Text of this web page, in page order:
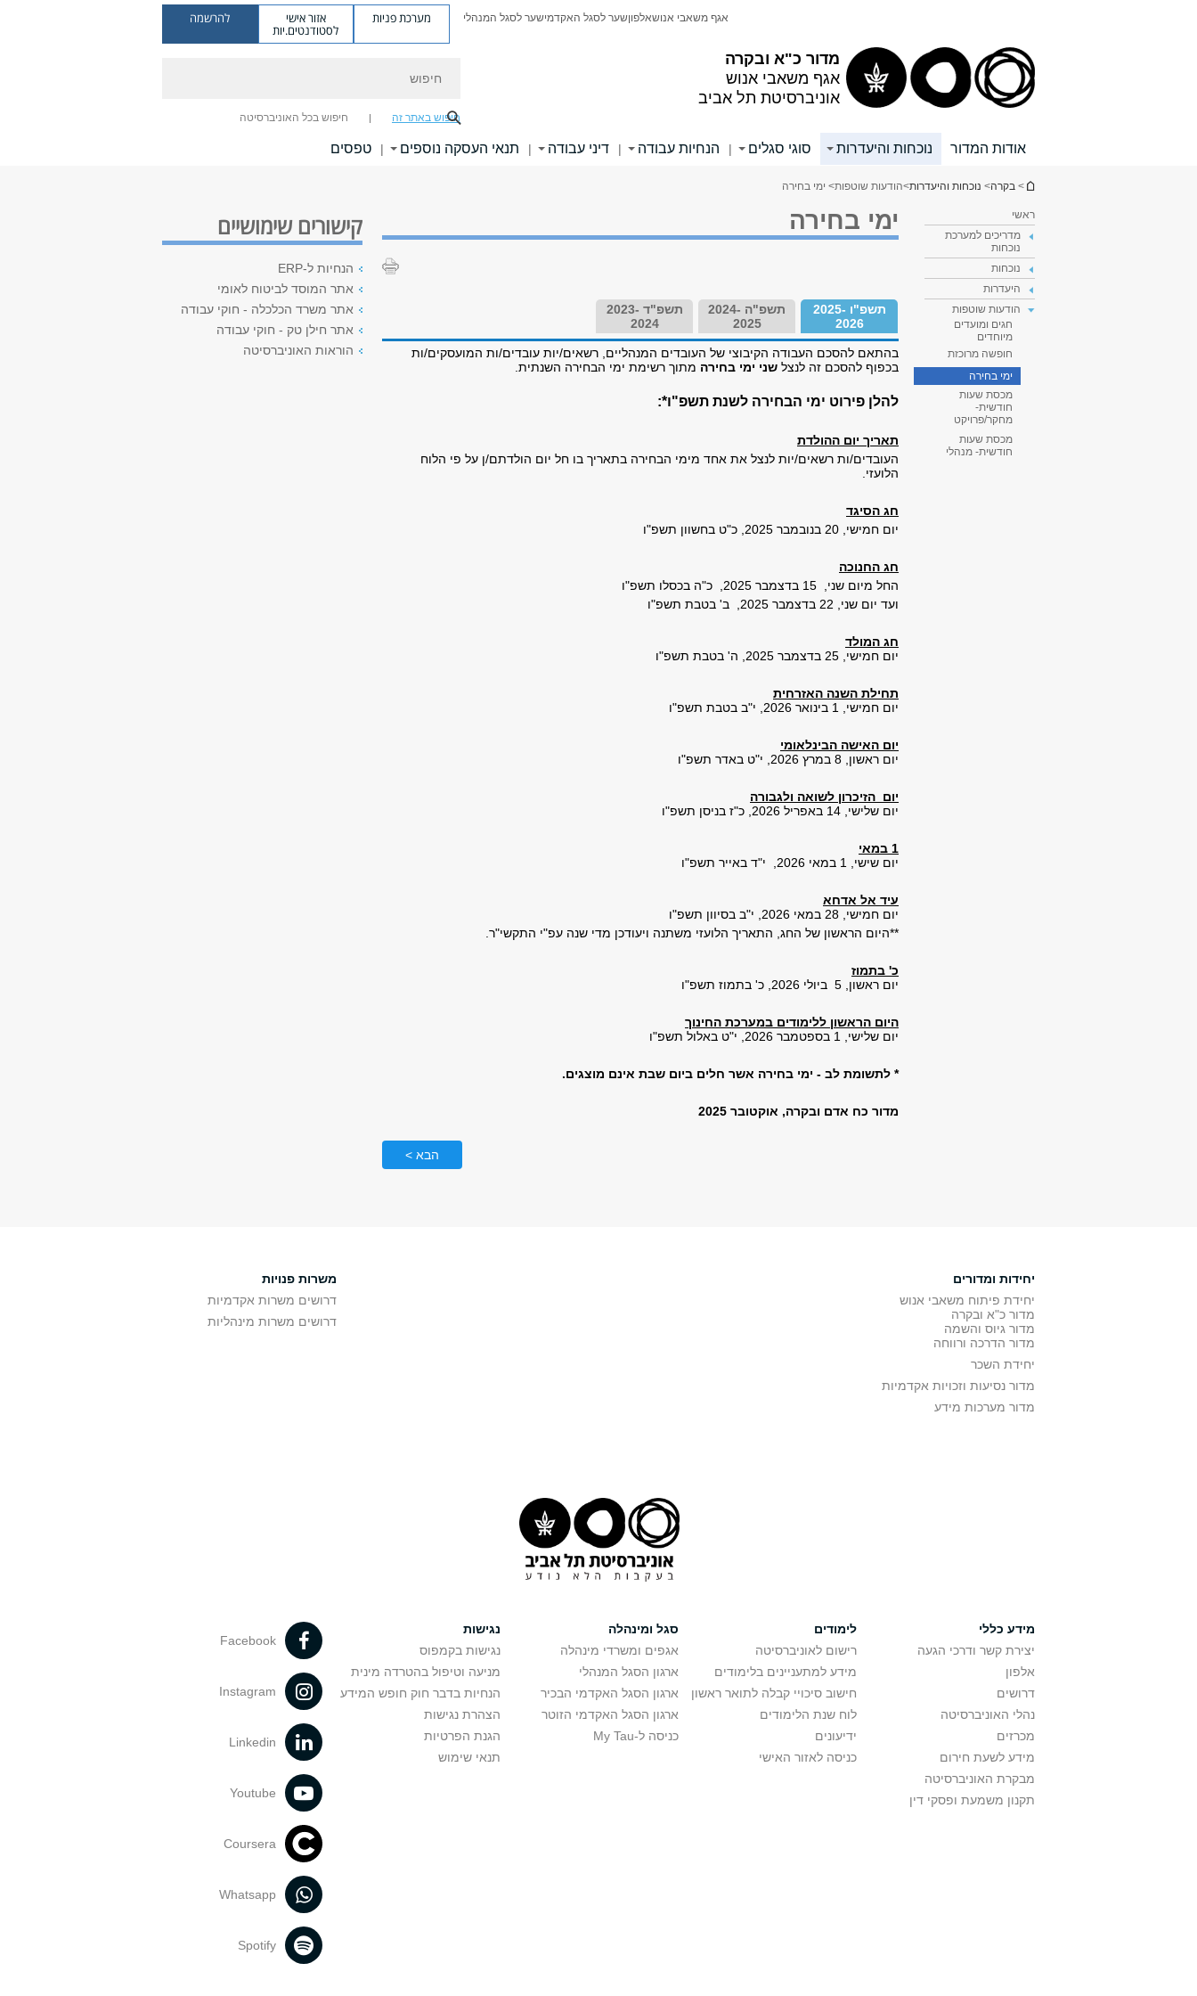
מדור כ"א ובקרה
אגף משאבי אנוש
אוניברסיטת תל אביב
אגף משאבי אנושאלפוןשער לסגל האקדמישער לסגל המנהלי מערכת פניות אזור אישי
לסטודנטים.יות
להרשמה
חיפוש באתר זה חיפוש בכל האוניברסיטה
אודות המדור נוכחות והיעדרות סוגי סגלים | הנחיות עבודה | דיני עבודה | תנאי העסקה נוספים | טפסים
הינך נמצא כאן
> בקרה> נוכחות והיעדרות>הודעות שוטפות> ימי בחירה
ראשי
מדריכים למערכת
נוכחות
נוכחות
היעדרות
הודעות שוטפות
חגים ומועדים
מיוחדים
חופשה מרוכזת
ימי בחירה
מכסת שעות
חודשית-
מחקר/פרויקט
מכסת שעות
חודשית- מנהלי
ימי בחירה
תשפ"ו 2025-
2026
תשפ"ה 2024-
2025
תשפ"ד 2023-
2024
בהתאם להסכם העבודה הקיבוצי של העובדים המנהליים, רשאים/יות עובדים/ות המועסקים/ות
בכפוף להסכם זה לנצל שני ימי בחירה מתוך רשימת ימי הבחירה השנתית.
להלן פירוט ימי הבחירה לשנת תשפ"ו*:
תאריך יום ההולדת
העובדים/ות רשאים/יות לנצל את אחד מימי הבחירה בתאריך בו חל יום הולדתם/ן על פי הלוח
הלועזי.
חג הסיגד
יום חמישי, 20 בנובמבר 2025, כ"ט בחשוון תשפ"ו
חג החנוכה
החל מיום שני, 15 בדצמבר 2025, כ"ה בכסלו תשפ"ו
ועד יום שני, 22 בדצמבר 2025, ב' בטבת תשפ"ו
חג המולד
יום חמישי, 25 בדצמבר 2025, ה' בטבת תשפ"ו
תחילת השנה האזרחית
יום חמישי, 1 בינואר 2026, י"ב בטבת תשפ"ו
יום האישה הבינלאומי
יום ראשון, 8 במרץ 2026, י"ט באדר תשפ"ו
יום הזיכרון לשואה ולגבורה
יום שלישי, 14 באפריל 2026, כ"ז בניסן תשפ"ו
1 במאי
יום שישי, 1 במאי 2026, י"ד באייר תשפ"ו
עיד אל אדחא
יום חמישי, 28 במאי 2026, י"ב בסיוון תשפ"ו
**היום הראשון של החג, התאריך הלועזי משתנה ויעודכן מדי שנה עפ"י התקשי"ר.
כ' בתמוז
יום ראשון, 5 ביולי 2026, כ' בתמוז תשפ"ו
היום הראשון ללימודים במערכת החינוך
יום שלישי, 1 בספטמבר 2026, י"ט באלול תשפ"ו
* לתשומת לב - ימי בחירה אשר חלים ביום שבת אינם מוצגים.
מדור כח אדם ובקרה, אוקטובר 2025
הבא >
קישורים שימושיים
הנחיות ל-ERP
אתר המוסד לביטוח לאומי
אתר משרד הכלכלה - חוקי עבודה
אתר חילן טק - חוקי עבודה
הוראות האוניברסיטה
יחידות ומדורים
יחידת פיתוח משאבי אנוש
מדור כ"א ובקרה
מדור גיוס והשמה
מדור הדרכה ורווחה
יחידת השכר
מדור נסיעות וזכויות אקדמיות
מדור מערכות מידע
משרות פנויות
דרושים משרות אקדמיות
דרושים משרות מינהליות
מידע כללי
יצירת קשר ודרכי הגעה
אלפון
דרושים
נהלי האוניברסיטה
מכרזים
מידע לשעת חירום
מבקרת האוניברסיטה
תקנון משמעת ופסקי דין
לימודים
רישום לאוניברסיטה
מידע למתעניינים בלימודים
חישוב סיכויי קבלה לתואר ראשון
לוח שנת הלימודים
ידיעונים
כניסה לאזור האישי
סגל ומינהלה
אגפים ומשרדי מינהלה
ארגון הסגל המנהלי
ארגון הסגל האקדמי הבכיר
ארגון הסגל האקדמי הזוטר
כניסה ל-My Tau
נגישות
נגישות בקמפוס
מניעה וטיפול בהטרדה מינית
הנחיות בדבר חוק חופש המידע
הצהרת נגישות
הגנת הפרטיות
תנאי שימוש
Facebook
Instagram
Linkedin
Youtube
Coursera
Whatsapp
Spotify